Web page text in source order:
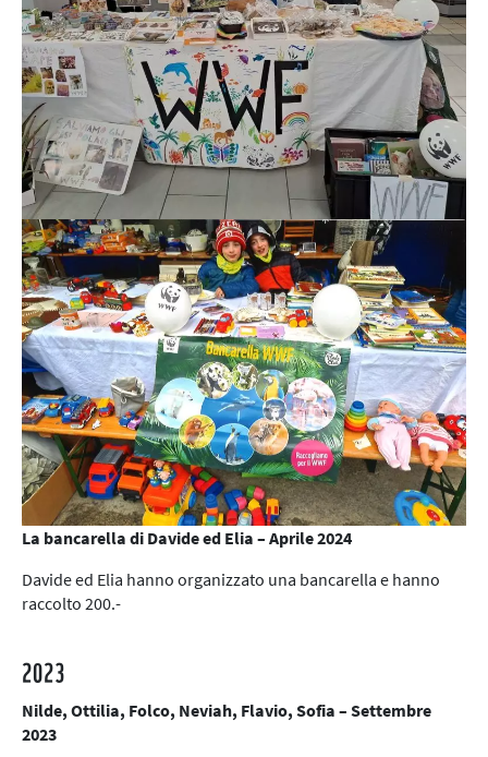
La bancarella di Davide ed Elia – Aprile 2024
Davide ed Elia hanno organizzato una bancarella e hanno
raccolto 200.-
2023
Nilde, Ottilia, Folco, Neviah, Flavio, Sofia – Settembre
2023